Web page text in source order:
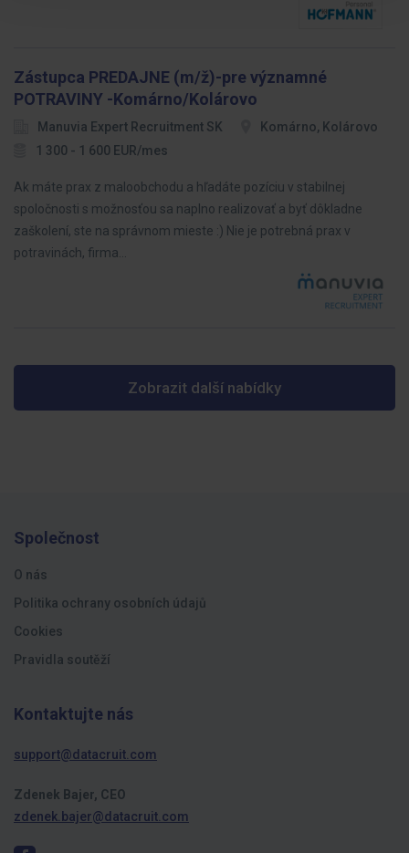
Zástupca PREDAJNE (m/ž)-pre významné
POTRAVINY -Komárno/Kolárovo
Manuvia Expert Recruitment SK
Komárno, Kolárovo
1 300 - 1 600 EUR/mes
Ak máte prax z maloobchodu a hľadáte pozíciu v stabilnej
spoločnosti s možnosťou sa naplno realizovať a byť dôkladne
zaškolení, ste na správnom mieste :) Nie je potrebná prax v
potravinách, firma…
Zobrazit další nabídky
Společnost
O nás
Politika ochrany osobních údajů
Cookies
Pravidla soutěží
Kontaktujte nás
support@datacruit.com
Zdenek Bajer, CEO
zdenek.bajer@datacruit.com